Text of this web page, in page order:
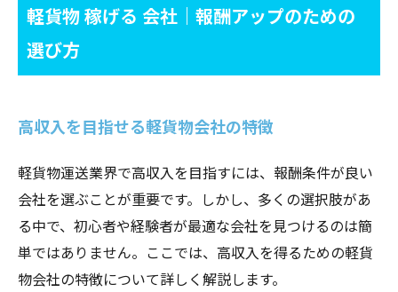
軽貨物 稼げる 会社｜報酬アップのための
選び方
高収入を目指せる軽貨物会社の特徴
軽貨物運送業界で高収入を目指すには、報酬条件が良い
会社を選ぶことが重要です。しかし、多くの選択肢があ
る中で、初心者や経験者が最適な会社を見つけるのは簡
単ではありません。ここでは、高収入を得るための軽貨
物会社の特徴について詳しく解説します。